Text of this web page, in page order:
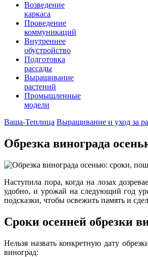
Возведение
каркаса
Проведение
коммуникаций
Внутреннее
обустройство
Подготовка
рассады
Выращивание
растений
Промышленные
модели
Ваша-Теплица Выращивание и уход за
Обрезка винограда
Наступила пора, когда на лозах
удобно, и урожай на следующий год
подсказки, чтобы освежить память и
Сроки осенней обрезки
Нельзя назвать конкретную дату
виноград: